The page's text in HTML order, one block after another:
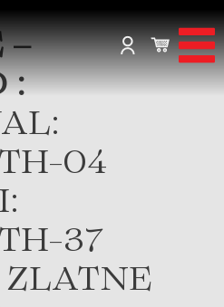
–
:
04
37
ZLATNE